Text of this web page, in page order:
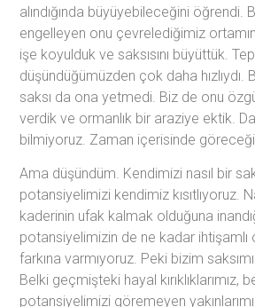
alındığında büyüyebileceğini öğrendi.
engelleyen onu çevrelediğimiz ortamın
işe koyulduk ve saksısını büyüttük.
düşündüğümüzden çok daha hızlıydı.
saksı da ona yetmedi. Biz de onu
verdik ve ormanlık bir araziye ektik.
bilmiyoruz. Zaman içerisinde
Ama düşündüm. Kendimizi nasıl bir
potansiyelimizi kendimiz kısıtlıyoruz.
kaderinin ufak kalmak olduğuna
potansiyelimizin de ne kadar ihtişamlı
farkına varmıyoruz. Peki bizim
Belki geçmişteki hayal kırıklıklarımız,
potansiyelimizi göremeyen